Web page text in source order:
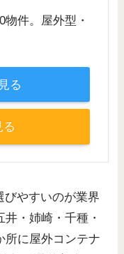
件。屋外型・
る
る
びやすいのが業界
・姉崎・千種・
所に屋外コンテナ